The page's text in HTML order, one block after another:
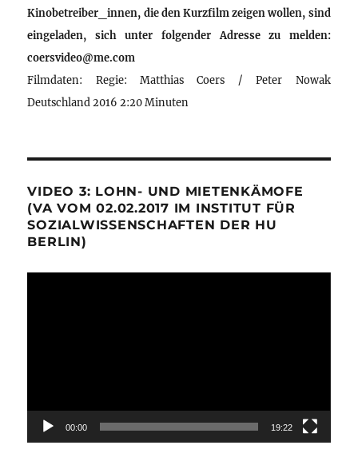
Kinobetreiber_innen, die den Kurzfilm zeigen wollen, sind
eingeladen, sich unter folgender Adresse zu melden:
coersvideo@me.com
Filmdaten: Regie: Matthias Coers / Peter Nowak
Deutschland 2016 2:20 Minuten
VIDEO 3: LOHN- UND MIETENKÄMOFE
(VA VOM 02.02.2017 IM INSTITUT FÜR
SOZIALWISSENSCHAFTEN DER HU
BERLIN)
00:00 19:22